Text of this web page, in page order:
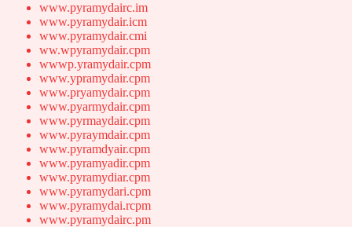
www.pyramydairc.im
www.pyramydair.icm
www.pyramydair.cmi
ww.wpyramydair.cpm
wwwp.yramydair.cpm
www.ypramydair.cpm
www.pryamydair.cpm
www.pyarmydair.cpm
www.pyrmaydair.cpm
www.pyraymdair.cpm
www.pyramdyair.cpm
www.pyramyadir.cpm
www.pyramydiar.cpm
www.pyramydari.cpm
www.pyramydai.rcpm
www.pyramydairc.pm